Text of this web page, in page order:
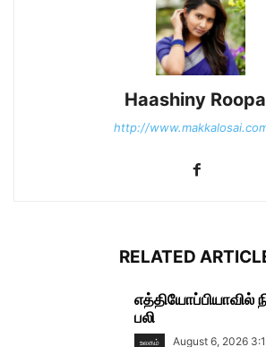
Haashiny
http://
RELATED
எத்தியோப்பியாவில்
பலி
உலகம் August 6, 2026